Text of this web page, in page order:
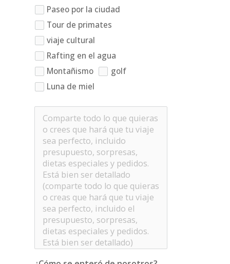
Paseo por la ciudad
Tour de primates
viaje cultural
Rafting en el agua
Montañismo
golf
Luna de miel